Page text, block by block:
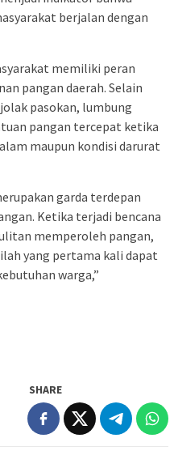
berjalan dengan
memiliki peran
pangan daerah. Selain
pasokan, lumbung
pangan tercepat ketika
maupun kondisi darurat
garda terdepan
Ketika terjadi bencana
memperoleh pangan,
yang pertama kali dapat
warga,”
SHARE